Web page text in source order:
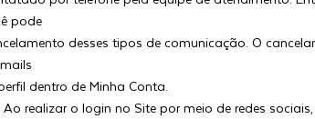
pode
desses tipos de comunicação. O
dentro de Minha Conta.
Ao realizar o login no Site por meio de redes